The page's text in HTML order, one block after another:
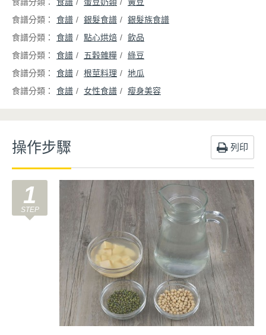
食譜
銀髮食譜
銀髮族食譜
食譜
點心烘焙
飲品
食譜
五穀雜糧
綠豆
食譜
根莖料理
地瓜
食譜
女性食譜 瘦身美容
操作步驟 列印
1